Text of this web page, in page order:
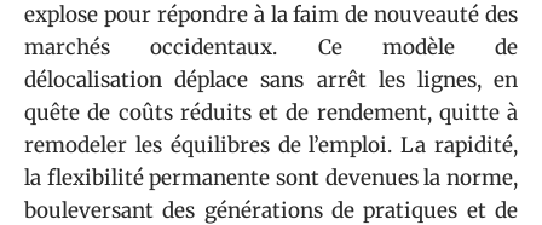
explose pour répondre à la faim de nouveauté des
marchés occidentaux. Ce modèle de
délocalisation déplace sans arrêt les lignes, en
quête de coûts réduits et de rendement, quitte à
remodeler les équilibres de l’emploi. La rapidité,
la flexibilité permanente sont devenues la norme,
bouleversant des générations de pratiques et de